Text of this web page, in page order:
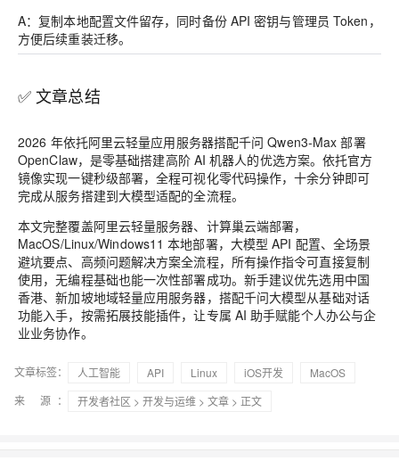
A：复制本地配置文件留存，同时备份 API 密钥与管理员 Token，
方便后续重装迁移。
✅ 文章总结
2026 年依托阿里云轻量应用服务器搭配千问 Qwen3-Max 部署
OpenClaw，是零基础搭建高阶 AI 机器人的优选方案。依托官方
镜像实现一键秒级部署，全程可视化零代码操作，十余分钟即可
完成从服务搭建到大模型适配的全流程。
本文完整覆盖阿里云轻量服务器、计算巢云端部署，
MacOS/Linux/Windows11 本地部署，大模型 API 配置、全场景
避坑要点、高频问题解决方案全流程，所有操作指令可直接复制
使用，无编程基础也能一次性部署成功。新手建议优先选用中国
香港、新加坡地域轻量应用服务器，搭配千问大模型从基础对话
功能入手，按需拓展技能插件，让专属 AI 助手赋能个人办公与企
业业务协作。
文章标签： 人工智能 API Linux iOS开发
MacOS
来 源：
开发者社区 > 开发与运维 > 文章 > 正文